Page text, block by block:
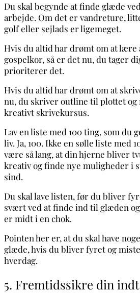
Du skal begynde at finde glæde
arbejde. Om det er vandreture,
golf eller sejlads er ligemeget.
Hvis du altid har drømt om at lære
gospelkor, så er det nu, du tager
prioriterer det.
Hvis du altid har drømt om at
nu, du skriver outline til plottet og
kreativt skrivekursus.
Lav en liste med 100 ting, som du
liv. Ja, 100. Ikke en sølle liste med
være så lang, at din hjerne bliver
kreativ og finde nye muligheder i
sind.
Du skal lave listen, før du bliver
svært ved at finde ind til glæden
er midt i en chok.
Pointen her er, at du skal have
glæde, hvis du bliver fyret og
hverdag.
5. Fremtidssikre din